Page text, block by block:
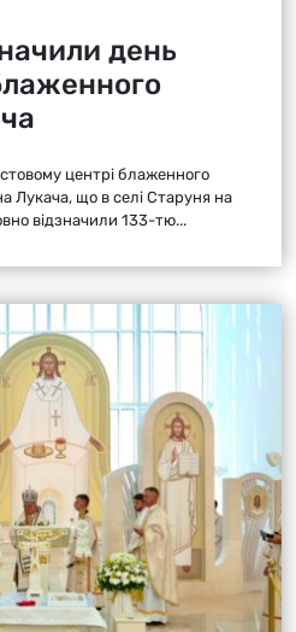
день
центрі блаженного
Лукача, що в селі Старуня на
відзначили 133-тю...